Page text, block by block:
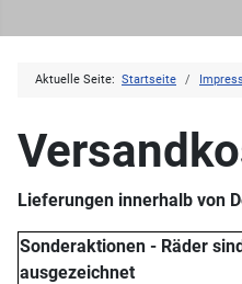
Aktuelle Seite: Startseite
Lieferungen innerhalb von
Sonderaktionen - Räder
ausgezeichnet